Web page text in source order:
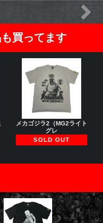
買ってます
メカゴジラ2（MG2ライト
グレ
SOLD OUT